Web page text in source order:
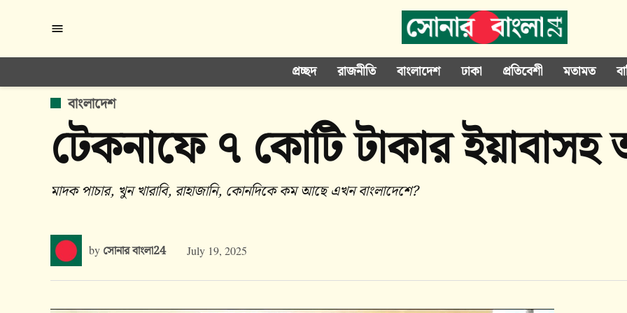
content
প্রচ্ছদ রাজনীতি বাংলাদেশ ঢাকা প্রতিবেশী মতামত
POSTED
IN
বাংলাদেশ
টেকনাফে ৭ কোটি টাকার
মাদক পাচার, খুন খারাবি, রাহাজানি, কোনদিকে কম আছে এখন বাংলাদেশে?
by সোনার বাংলা24 July 19, 2025